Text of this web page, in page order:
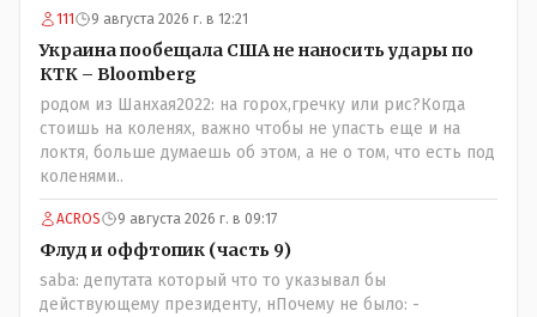
предоставляли Зеленскому убежище, чтоб он бежал и
которые развернулись потом на 180 или 360 градусов,
посмотрев на того, как он не сдался, но ты же там сам
живешь и многое знаешь о тех, на кого работаешь.. Это
просто прагматизм и ничего личного. Победим мы, они
встанут под нас и наоборот и все это понимают..
111 9 августа 2026 г. в 12:21
Украина пообещала США не наносить удары по
КТК – Bloomberg
родом из Шанхая2022: на горох,гречку или рис?Когда
стоишь на коленях, важно чтобы не упасть еще и на
локтя, больше думаешь об этом, а не о том, что есть под
коленями..
ACROS 9 августа 2026 г. в 09:17
Флуд и оффтопик (часть 9)
saba: депутата который что то указывал бы
действующему президенту, нПочему не было: -